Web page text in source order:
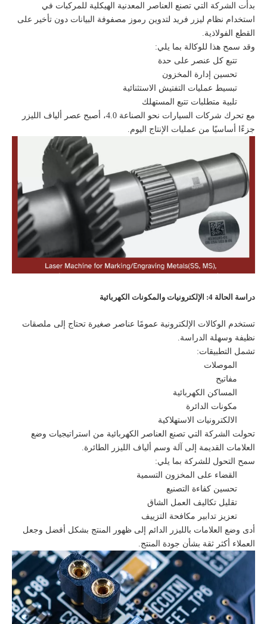
بدأت الشركة التي تصنع العناصر المعدنية الهيكلية للمركبات في
استخدام نظام ليزر فريد لتدوين رموز مصفوفة البيانات دون تأخير على
القطع الفولاذية.
وقد سمح هذا للوكالة بما يلي:
تتبع كل عنصر على حدة
تحسين إدارة المخزون
تبسيط عمليات التفتيش الاستثنائية
تلبية متطلبات تتبع المستهلك
مع تحرك شركات السيارات نحو الصناعة 4.0، أصبح عصر ألياف الليزر
جزءًا أساسيًا من عمليات الإنتاج اليوم.
دراسة الحالة 4: الإلكترونيات والمكونات الكهربائية
تستخدم الوكالات الإلكترونية عمومًا عناصر صغيرة تحتاج إلى ملصقات
نظيفة وسهلة الدراسة.
تشمل التطبيقات:
الموصلات
مفاتيح
المساكن الكهربائية
مكونات الدائرة
الالكترونيات الاستهلاكية
تحولت الشركة التي تصنع العناصر الكهربائية من استراتيجيات وضع
العلامات القديمة إلى آلة وسم ألياف الليزر الطائرة.
سمح التحول للشركة بما يلي:
القضاء على المخزون التسمية
تحسين كفاءة التصنيع
تقليل تكاليف العمل الشاق
تعزيز تدابير مكافحة التزييف
أدى وضع العلامات بالليزر الدائم إلى ظهور المنتج بشكل أفضل وجعل
العملاء أكثر ثقة بشأن جودة المنتج.